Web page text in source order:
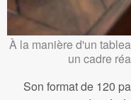
À la manière d'un
un cadre
Son format de 120